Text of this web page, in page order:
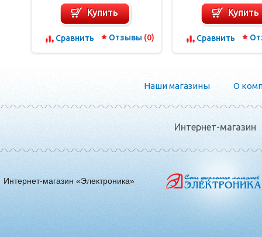
Купить
Сравнить Отзывы (0)
Купить
Сравнить
Наши магазины О
Интернет-магазин
Интернет-магазин «Электроника»